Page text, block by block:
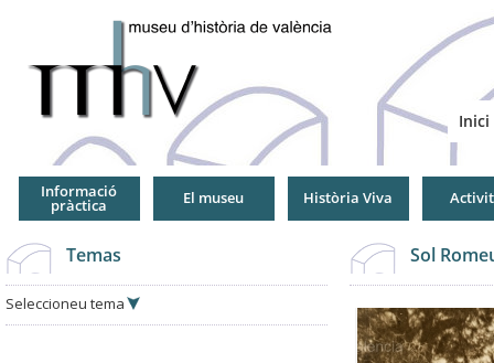
Inici
Informació
pràctica El museu Història Viva
Temas
Seleccioneu tema
Sol